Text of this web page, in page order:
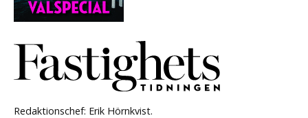
Redaktionschef: Erik Hörnkvist.